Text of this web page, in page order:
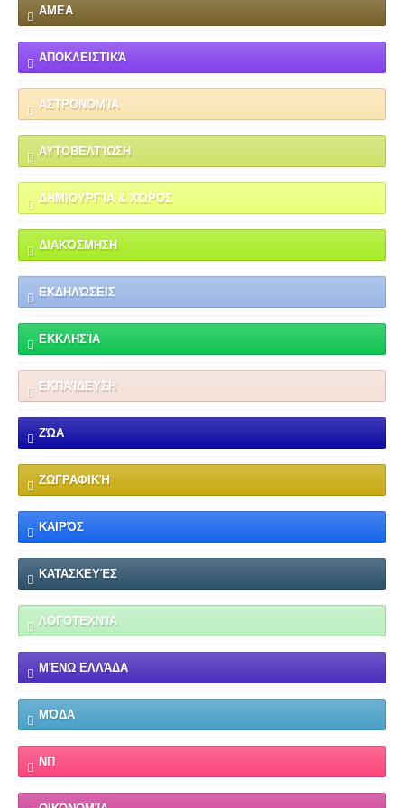
ΑΜΕΑ
ΑΠΟΚΛΕΙΣΤΙΚΆ
ΑΣΤΡΟΝΟΜΊΑ
ΑΥΤΟΒΕΛΤΊΩΣΗ
ΔΗΜΙΟΥΡΓΊΑ & ΧΏΡΟΣ
ΔΙΑΚΌΣΜΗΣΗ
ΕΚΔΗΛΏΣΕΙΣ
ΕΚΚΛΗΣΊΑ
ΕΚΠΑΊΔΕΥΣΗ
ΖΏΑ
ΖΩΓΡΑΦΙΚΉ
ΚΑΙΡΌΣ
ΚΑΤΑΣΚΕΥΈΣ
ΛΟΓΟΤΕΧΝΊΑ
ΜΈΝΩ ΕΛΛΆΔΑ
ΜΌΔΑ
ΝΠ